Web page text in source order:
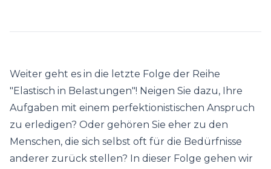
Weiter geht es in die letzte Folge der Reihe
"Elastisch in Belastungen"! Neigen Sie dazu, Ihre
Aufgaben mit einem perfektionistischen Anspruch
zu erledigen? Oder gehören Sie eher zu den
Menschen, die sich selbst oft für die Bedürfnisse
anderer zurück stellen? In dieser Folge gehen wir